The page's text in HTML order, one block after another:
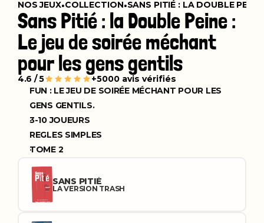
Sans Pitié : la Double Peine :
Le jeu de soirée méchant
pour les gens gentils
4.6 / 5 +5000 avis vérifiés
NOS JEUX•COLLECTION•SANS PITIÉ : LA DOUBLE PEINE
FUN : LE JEU DE SOIRÉE MÉCHANT POUR LES
GENS GENTILS.
3-10 JOUEURS
REGLES SIMPLES
TOME 2
SANS PITIÉ
LA VERSION TRASH